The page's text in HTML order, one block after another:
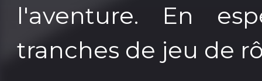
l'aventure. En
tranches de jeu de